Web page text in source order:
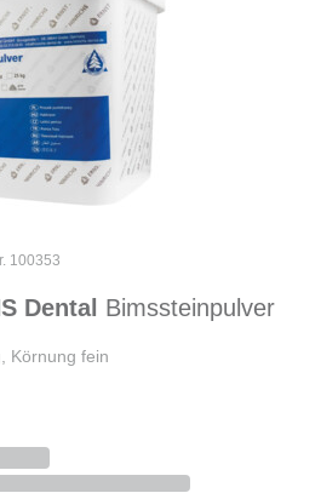
100353
Dental Bimssteinpulver
Körnung fein